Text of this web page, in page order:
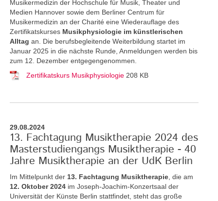
Musikermedizin der Hochschule für Musik, Theater und
Medien Hannover sowie dem Berliner Centrum für
Musikermedizin an der Charité eine Wiederauflage des
Zertifikatskurses Musikphysiologie im künstlerischen
Alltag an.
Die berufsbegleitende Weiterbildung startet im
Januar 2025 in die nächste Runde, Anmeldungen werden bis
zum 12. Dezember entgegengenommen.
Zertifikatskurs Musikphysiologie 208 KB
29.08.2024
13. Fachtagung Musiktherapie 2024 des
Masterstudiengangs Musiktherapie - 40
Jahre Musiktherapie an der UdK Berlin
Im Mittelpunkt der 13. Fachtagung Musiktherapie , die am
12. Oktober 2024 im Joseph-Joachim-Konzertsaal der
Universität der Künste Berlin stattfindet, steht das große